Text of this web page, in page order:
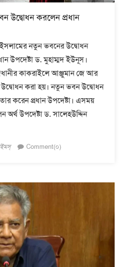
উদ্বোধন করলেন প্রধান
নতুন ভবনের উদ্বোধন
উপদেষ্টা ড. মুহাম্মদ ইউনূস।
কাকরাইলে আঞ্জুমান জে আর
করা হয়। নতুন ভবন উদ্বোধন
করেন প্রধান উপদেষ্টা। এসময়
অর্থ উপদেষ্টা ড. সালেহউদ্দিন
Comment(০)